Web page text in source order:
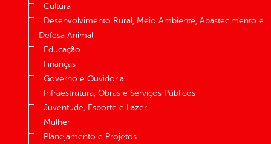
Cultura
Desenvolvimento Rural, Meio Ambiente, Abastecimento e
Defesa Animal
Educação
Finanças
Governo e Ouvidoria
Infraestrutura, Obras e Serviços Públicos
Juventude, Esporte e Lazer
Mulher
Planejamento e Projetos